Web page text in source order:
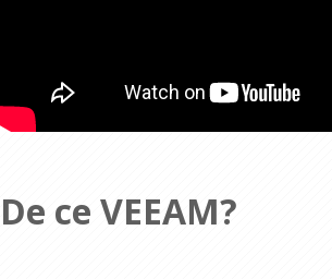
De ce VEEAM?